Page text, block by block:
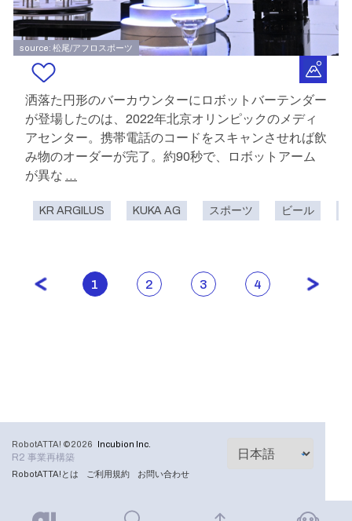
source: 松尾/アフロスポーツ
洒落た円形のバーカウンターにロボットバーテンダー
が登場したのは、2022年北京オリンピックのメディ
アセンター。携帯電話のコードをスキャンさせれば飲
み物のオーダーが完了。約90秒で、ロボットアーム
が異な ...
KR ARGILUS KUKA AG スポーツ ビール
1 2 3 4
RobotATTA! ©2026 Incubion Inc.
R2 事業再構築
RobotATTA!とは ご利用規約 お問い合わせ